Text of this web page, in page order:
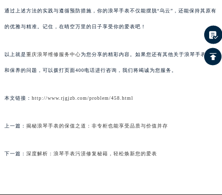
通过上述方法的实践与遵循预防措施，你的浪琴手表不仅能摆脱“乌云”，还能保持其原有
的优雅与精准。记住，在晴空万里的日子享受你的爱表吧！
以上就是重庆浪琴维修服务中心为您分享的精彩内容。如果您还有其他关于浪琴手表维护
和保养的问题，可以拨打页面400电话进行咨询，我们将竭诚为您服务。
本文链接： http://www.rjgjzb.com/problem/458.html
上一篇： 揭秘浪琴手表的保值之道：非专柜也能享受品质与价值并存
下一篇： 深度解析：浪琴手表污渍修复秘籍，轻松焕新您的爱表